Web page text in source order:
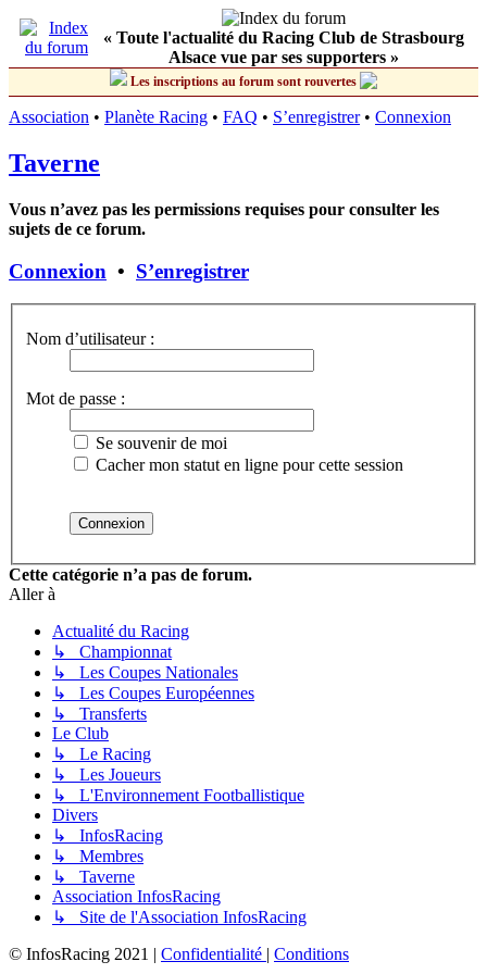
« Toute l'actualité du Racing Club de Strasbourg
Alsace vue par ses supporters »
Les inscriptions au forum sont rouvertes
Association • Planète Racing • FAQ • S’enregistrer• Connexion
Taverne
Vous n’avez pas les permissions requises pour consulter les
sujets de ce forum.
Connexion • S’enregistrer
Nom d’utilisateur :
Mot de passe :
Se souvenir de moi
Cacher mon statut en ligne pour cette session
Cette catégorie n’a pas de forum.
Aller à
Actualité du Racing
↳ Championnat
↳ Les Coupes Nationales
↳ Les Coupes Européennes
↳ Transferts
Le Club
↳ Le Racing
↳ Les Joueurs
↳ L'Environnement Footballistique
Divers
↳ InfosRacing
↳ Membres
↳ Taverne
Association InfosRacing
↳ Site de l'Association InfosRacing
© InfosRacing 2021 | Confidentialité | Conditions